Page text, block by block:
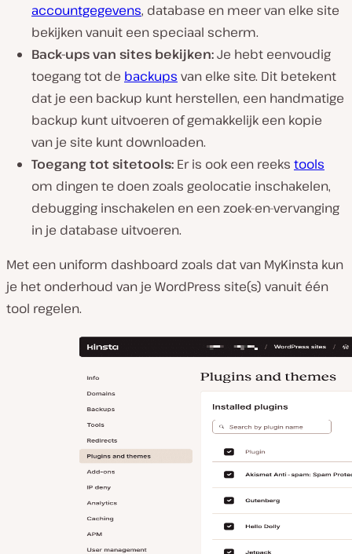
accountgegevens, database en meer van elke site
bekijken vanuit een speciaal scherm.
Back-ups van sites bekijken:Je hebt eenvoudig
toegang tot de backups van elke site. Dit betekent
dat je een backup kunt herstellen, een handmatige
backup kunt uitvoeren of gemakkelijk een kopie
van je site kunt downloaden.
Toegang tot sitetools: Er is ook een reeks tools
om dingen te doen zoals geolocatie inschakelen,
debugging inschakelen en een zoek-en-vervanging
in je database uitvoeren.
Met een uniform dashboard zoals dat van MyKinsta kun
je het onderhoud van je WordPress site(s) vanuit één
tool regelen.